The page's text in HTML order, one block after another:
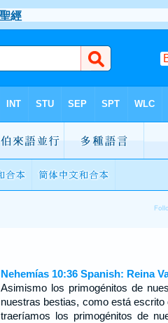
Nehemías 10:36 Spanish: Reina
Asimismo los primogénitos de
nuestras bestias, como está escrito
traeríamos los primogénitos de